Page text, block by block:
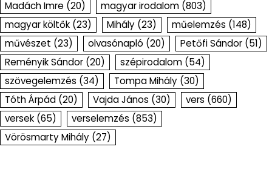
Madách Imre (20) magyar irodalom (803)
magyar költők (23) Mihály (23) műelemzés (148)
művészet (23) olvasónapló (20) Petőfi Sándor (51)
Reményik Sándor (20) szépirodalom (54)
szövegelemzés (34) Tompa Mihály (30)
Tóth Árpád (20) Vajda János (30) vers (660)
versek (65) verselemzés (853)
Vörösmarty Mihály (27)